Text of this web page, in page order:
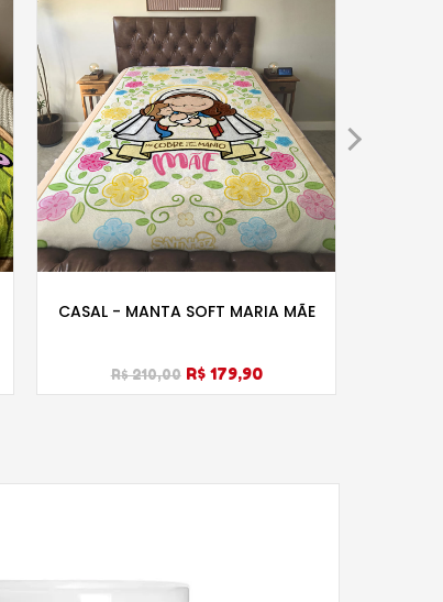
CASAL - MANTA SOFT MARIA MÃE
R$ 210,00 R$ 179,90